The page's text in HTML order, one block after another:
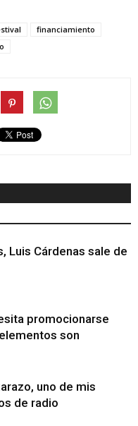
financiamiento
Luis Cárdenas sale de
promocionarse
son
uno de mis
de radio